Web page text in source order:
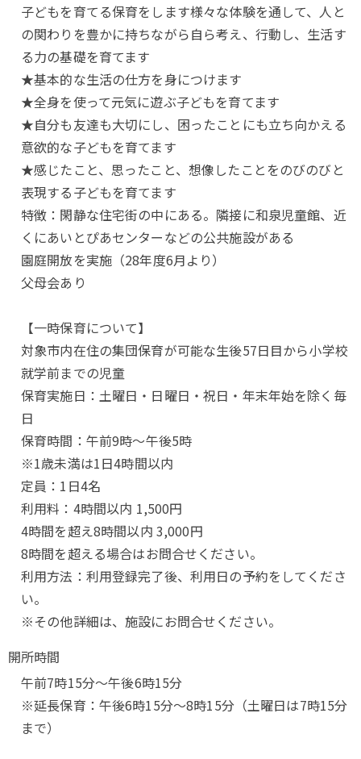
子どもを育てる保育をします様々な体験を通して、人と
の関わりを豊かに持ちながら自ら考え、行動し、生活す
る力の基礎を育てます
★基本的な生活の仕方を身につけます
★全身を使って元気に遊ぶ子どもを育てます
★自分も友達も大切にし、困ったことにも立ち向かえる
意欲的な子どもを育てます
★感じたこと、思ったこと、想像したことをのびのびと
表現する子どもを育てます
特徴：閑静な住宅街の中にある。隣接に和泉児童館、近
くにあいとぴあセンターなどの公共施設がある
園庭開放を実施（28年度6月より）
父母会あり
【一時保育について】
対象市内在住の集団保育が可能な生後57日目から小学校
就学前までの児童
保育実施日：土曜日・日曜日・祝日・年末年始を除く毎
日
保育時間：午前9時～午後5時
※1歳未満は1日4時間以内
定員：1日4名
利用料：4時間以内 1,500円
4時間を超え8時間以内 3,000円
8時間を超える場合はお問合せください。
利用方法：利用登録完了後、利用日の予約をしてくださ
い。
※その他詳細は、施設にお問合せください。
開所時間
午前7時15分～午後6時15分
※延長保育：午後6時15分～8時15分（土曜日は7時15分
まで）